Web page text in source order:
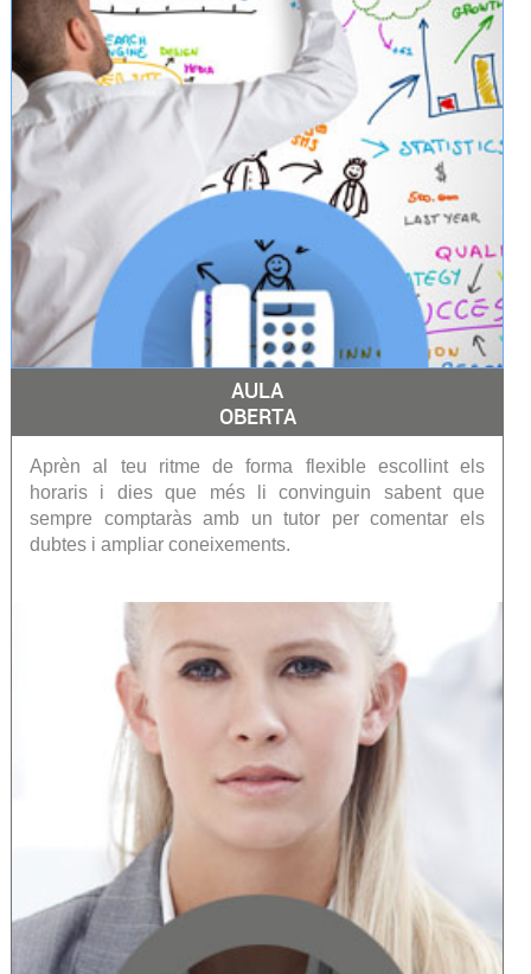
AULA
OBERTA
Aprèn al teu ritme de forma flexible escollint els
horaris i dies que més li convinguin sabent que
sempre comptaràs amb un tutor per comentar els
dubtes i ampliar coneixements.